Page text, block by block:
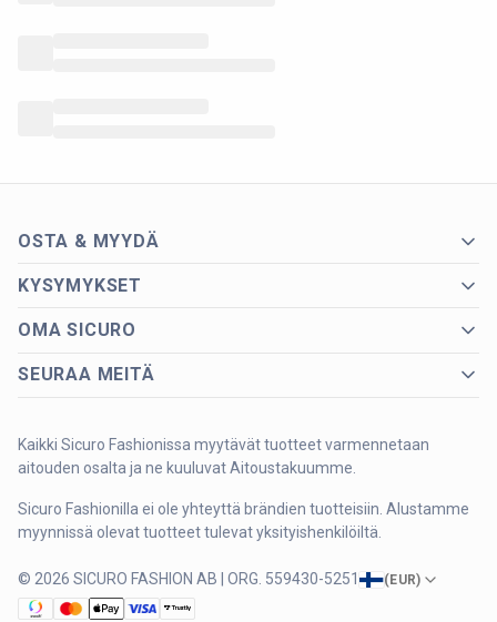
OSTA & MYYDÄ
KYSYMYKSET
OMA SICURO
SEURAA MEITÄ
Kaikki Sicuro Fashionissa myytävät tuotteet varmennetaan
aitouden osalta ja ne kuuluvat Aitoustakuumme.
Sicuro Fashionilla ei ole yhteyttä brändien tuotteisiin. Alustamme
myynnissä olevat tuotteet tulevat yksityishenkilöiltä.
© 2026 SICURO FASHION AB | ORG. 559430-5251 (EUR)